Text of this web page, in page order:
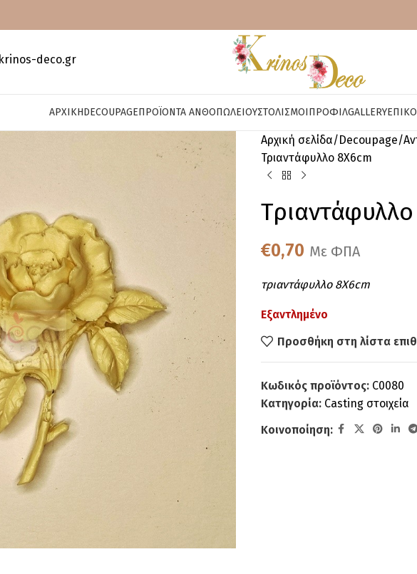
deco.gr
ΑΡΧΙΚΉDECOUPAGEΠΡΟΪΌΝΤΑ ΑΝΘΟΠΩΛΕΊΟΥΣΤΟΛΙΣΜΟΊΠΡΟΦΊΛGALLERY
Αρχική σελίδα Decoupage
Τριαντάφυλλο 8Χ6cm
€0,70 Με ΦΠΑ
τριαντάφυλλο 8Χ6cm
Εξαντλημένο
Προσθήκη στη λίστα
Κωδικός προϊόντος: C0080
Κατηγορία: Casting στοιχεία
Κοινοποίηση: